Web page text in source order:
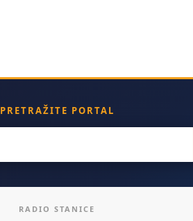
PRETRAŽITE PORTAL
RADIO STANICE